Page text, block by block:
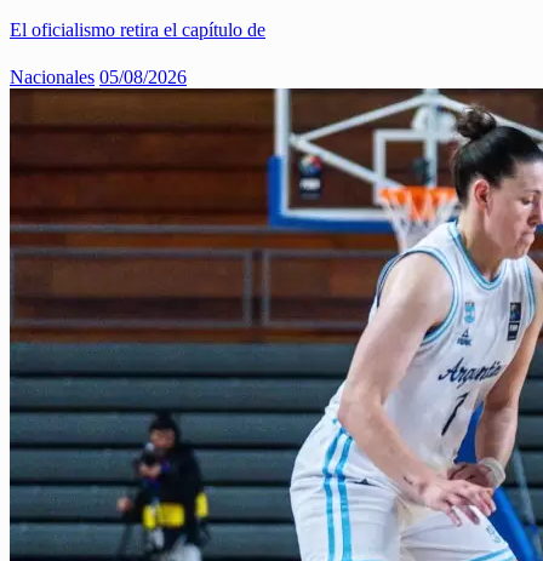
El oficialismo retira el capítulo de
Nacionales 05/08/2026